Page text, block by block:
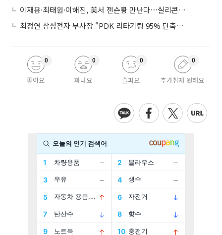
이재용·최태원·이해진, 美서 젠슨황 만난다⋯실리콘밸리 집결하는 AI리더
최정연 삼성전자 부사장 "PDK 리타기팅 95% 단축…에이전트 AI 시범 활용"
좋아요
0
화나요
0
슬퍼요
0
추가취재 원해요
0